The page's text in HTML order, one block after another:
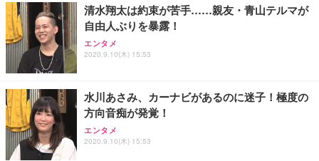
清水翔太は約束が苦手……親友・青山テルマが
自由人ぶりを暴露！
エンタメ
2020.9.10(木) 15:53
水川あさみ、カーナビがあるのに迷子！極度の
方向音痴が発覚！
エンタメ
2020.9.10(木) 15:53